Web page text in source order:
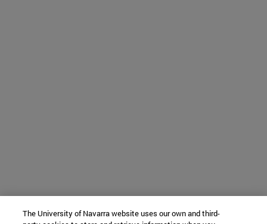
The University of Navarra website uses our own and third-